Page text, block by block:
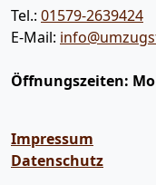
Tel.: 01579-2639424
E-Mail:
Öffnungszeiten:
Impressum
Datenschutz